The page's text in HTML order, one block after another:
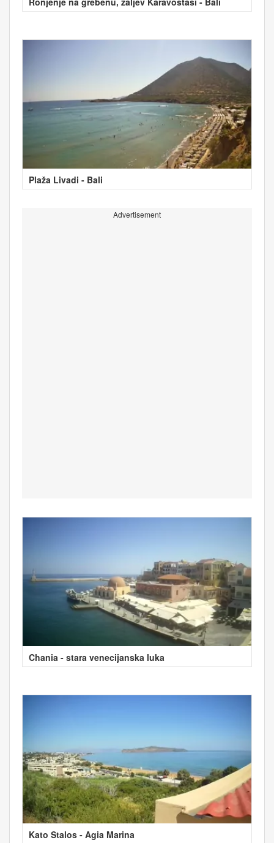
Plaža Livadi - Bali
Advertisement
Chania - stara venecijanska luka
Kato Stalos - Agia Marina